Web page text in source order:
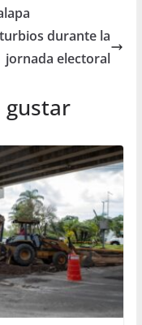
durante la
jornada electoral
gustar